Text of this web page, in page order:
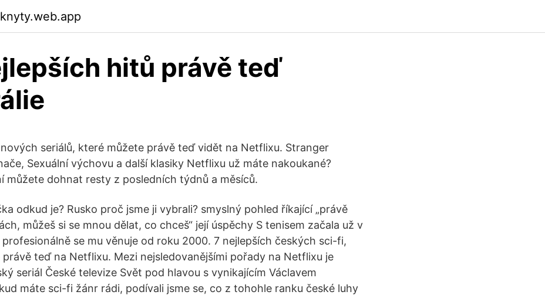
hitů právě teď
seriálů, které můžete právě teď vidět na Netflixu. Stranger
Sexuální výchovu a další klasiky Netflixu už máte nakoukané?
můžete dohnat resty z posledních týdnů a měsíců.
odkud je? Rusko proč jsme ji vybrali? smyslný pohled říkající „právě
můžeš si se mnou dělat, co chceš“ její úspěchy S tenisem začala už v
se mu věnuje od roku 2000. 7 nejlepších českých sci-fi,
teď na Netflixu. Mezi nejsledovanějšími pořady na Netflixu je
seriál České televize Svět pod hlavou s vynikajícím Václavem
máte sci-fi žánr rádi, podívali jsme se, co z tohohle ranku české luhy